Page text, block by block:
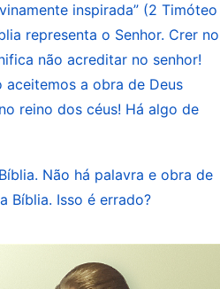
Sua obra; além do
Esse é o caráter de
do filme Quebrar o
inspirada” (2 Timóteo
representa o Senhor. Crer no
não acreditar no senhor!
aceitemos a obra de Deus
reino dos céus! Há algo de
Não há palavra e obra de
Bíblia. Isso é errado?